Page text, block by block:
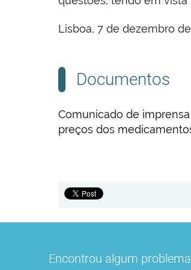
Lisboa, 7 de dezembro
Documentos
Comunicado de
preços dos
Encontrou algum